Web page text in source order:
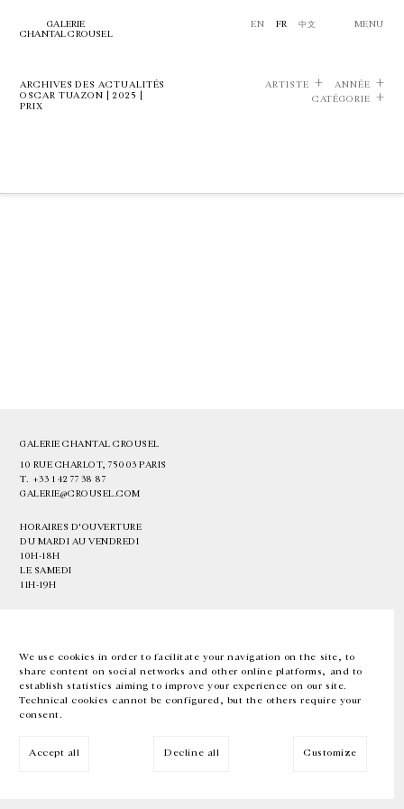
We use cookies in order to facilitate your navigation on the site, to
share content on social networks and other online platforms, and to
establish statistics aiming to improve your experience on our site.
Technical cookies cannot be configured, but the others require your
consent.
Accept all Decline all Customize
GALERIE
CHANTAL CROUSEL
EN FR 中文 MENU
ARCHIVES DES ACTUALITÉS
OSCAR TUAZON | 2025 |
PRIX
ARTISTE
ANNÉE
CATÉGORIE
GALERIE CHANTAL CROUSEL
10 RUE CHARLOT, 75003 PARIS
T. +33 1 42 77 38 87
GALERIE@CROUSEL.COM
HORAIRES D'OUVERTURE
DU MARDI AU VENDREDI
10H-18H
LE SAMEDI
11H-19H
EN FR 中文 Facebook Instagram
Inscrivez-vous à notre newsletter